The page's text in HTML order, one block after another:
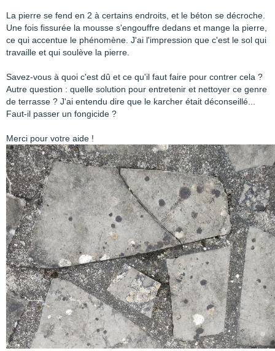
La pierre se fend en 2 à certains endroits, et le béton se décroche.
Une fois fissurée la mousse s'engouffre dedans et mange la pierre,
ce qui accentue le phénomène. J'ai l'impression que c'est le sol qui
travaille et qui soulève la pierre.
Savez-vous à quoi c'est dû et ce qu'il faut faire pour contrer cela ?
Autre question : quelle solution pour entretenir et nettoyer ce genre
de terrasse ? J'ai entendu dire que le karcher était déconseillé...
Faut-il passer un fongicide ?
Merci pour votre aide !